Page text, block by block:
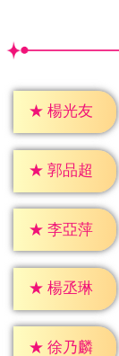
★ 楊光友
★ 郭品超
★ 李亞萍
★ 楊丞琳
★ 徐乃麟